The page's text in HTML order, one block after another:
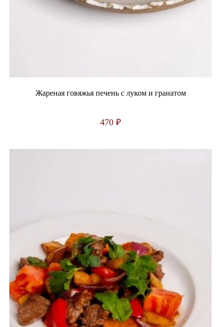
Жареная говяжья печень с луком и гранатом
470 ₽